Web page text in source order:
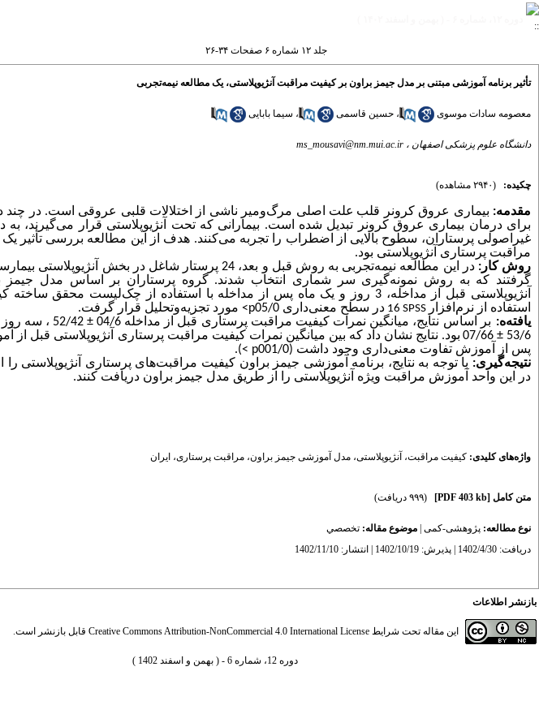
جلد ۱۲ شماره ۶ صفحات ۳۴-۲۶
تأثیر برنامه آموزشی مبتنی بر مدل جیمز براون بر کیفیت مراقبت آنژیوپلاستی، یک مطالعه نیمه‌تجربی
معصومه سادات موسوی ، حسین قاسمی ، سیما بابایی
دانشگاه علوم پزشکی اصفهان ، ms_mousavi@nm.mui.ac.ir
چکیده: (۲۹۴۰ مشاهده)
مقدمه: بیماری عروق کرونر قلب علت اصلی مرگ‌ومیر ناشی از اختلالات قلبی عروقی است. در چند
برای درمان بیماری عروق کرونر تبدیل شده است. بیمارانی که تحت آنژیوپلاستی قرار می‌گیرند،
غیراصولی پرستاران، سطوح بالایی از اضطراب را تجربه می‌کنند. هدف از این مطالعه بررسی تأثیر
مراقبت پرستاری آنژیوپلاستی بود.
روش کار:
گرفتند که به روش نمونه‌گیری سر شماری انتخاب شدند. گروه پرستاران بر اساس مدل جیمز
آنژیوپلاستی قبل از مداخله، 3 روز و یک ماه پس از مداخله با استفاده از چک‌لیست
استفاده از نرم‌افزار SPSS در سطح معنی‌داری 05/0 p
< مورد تجزیه‌وتحلیل قرار گرفت.
یافته‌ه: بر اساس نتایج، میانگین نمرات کیفیت مراقبت پرستاری قبل از مداخله04/6
±
52/42 ، سه روز
53/6
±
07/66
بود. نتایج نشان داد که بین میانگین نمرات کیفیت مراقبت پرستاری آنژیوپلاستی قبل
پس از آموزش تفاوت معنی‌داری وجود داشت (001/0
p
<
).
نتیجه‌گیری: با توجه به نتایج، برنامه آموزشی جیمز براون کیفیت مراقبت‌های پرستاری آنژیوپلاستی
در این واحد آموزش مراقبت ویژه آنژیوپلاستی را از طریق مدل جیمز براون دریافت کنند.
واژه‌های کلیدی: کیفیت مراقبت، آنژیوپلاستی، مدل آموزشی جیمز براون، مراقبت پرستاری، ایران
متن کامل [PDF 403 kb] (۹۹۹ دریافت)
نوع مطالعه: پژوهشی-کمی موضوع مقاله: تخصصي
دریافت: 1402/4/30 | پذیرش: 1402/10/19 | انتشار: 1402/11/10
بازنشر اطلاعات
این مقاله تحت شرایط Creative Commons Attribution-NonCommercial 4.0 International License قابل بازنشر است.
دوره 12، شماره 6 - ( بهمن و اسفند 1402 )